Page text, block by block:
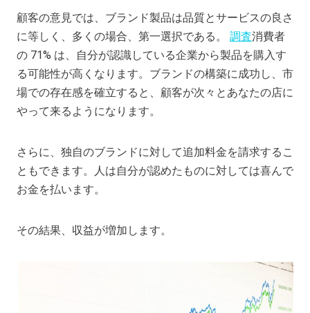
顧客の意見では、ブランド製品は品質とサービスの良さ
に等しく、多くの場合、第一選択である。 調査消費者
の 71% は、自分が認識している企業から製品を購入す
る可能性が高くなります。ブランドの構築に成功し、市
場での存在感を確立すると、顧客が次々とあなたの店に
やって来るようになります。
さらに、独自のブランドに対して追加料金を請求するこ
ともできます。人は自分が認めたものに対しては喜んで
お金を払います。
その結果、収益が増加します。